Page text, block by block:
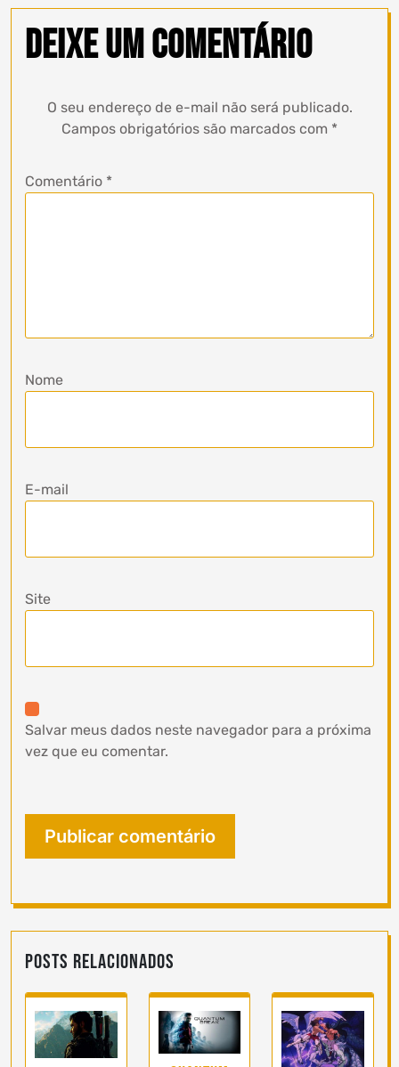
Deixe um comentário
O seu endereço de e-mail não será publicado.
Campos obrigatórios são marcados com *
Comentário *
Nome
E-mail
Site
Salvar meus dados neste navegador para a próxima
vez que eu comentar.
Posts Relacionados